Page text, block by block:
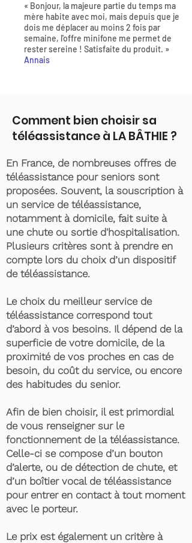
« Bonjour, la majeure partie du temps ma
mère habite avec moi, mais depuis que je
dois me déplacer au moins 2 fois par
semaine, l'offre minifone me permet de
rester sereine ! Satisfaite du produit. »
Annais
Comment bien choisir sa
téléassistance à LA BÂTHIE ?
En France, de nombreuses offres de
téléassistance pour seniors sont
proposées. Souvent, la souscription à
un service de téléassistance,
notamment à domicile, fait suite à
une chute ou sortie d'hospitalisation.
Plusieurs critères sont à prendre en
compte lors du choix d’un dispositif
de téléassistance.
Le choix du meilleur service de
téléassistance correspond tout
d’abord à vos besoins. Il dépend de la
superficie de votre domicile, de la
proximité de vos proches en cas de
besoin, du coût du service, ou encore
des habitudes du senior.
Afin de bien choisir, il est primordial
de vous renseigner sur le
fonctionnement de la téléassistance.
Celle-ci se compose d’un bouton
d’alerte, ou de détection de chute, et
d’un boîtier vocal de téléassistance
pour entrer en contact à tout moment
avec le porteur.
Le prix est également un critère à